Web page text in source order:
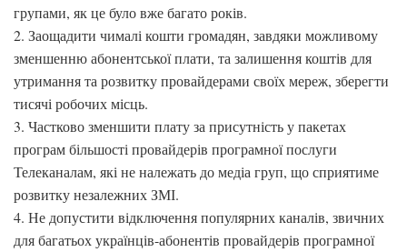
групами, як це було вже багато років.
2. Заощадити чималі кошти громадян, завдяки можливому
зменшенню абонентської плати, та залишення коштів для
утримання та розвитку провайдерами своїх мереж, зберегти
тисячі робочих місць.
3. Частково зменшити плату за присутність у пакетах
програм більшості провайдерів програмної послуги
Телеканалам, які не належать до медіа груп, що сприятиме
розвитку незалежних ЗМІ.
4. Не допустити відключення популярних каналів, звичних
для багатьох українців-абонентів провайдерів програмної